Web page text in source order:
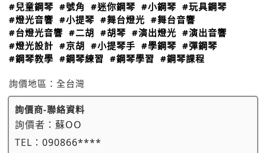
#兒童鋼琴 #號角 #迷你鋼琴 #小鋼琴 #玩具鋼琴
#燈光音響 #小提琴 #舞台燈光 #舞台音響
#台燈光音響 #二胡 #胡琴 #演出燈光 #演出音響
#燈光設計 #京胡 #小提琴手 #學鋼琴 #彈鋼琴
#鋼琴教學 #鋼琴練習 #鋼琴學習 #鋼琴課程
詢價地區： 全台灣
詢價商-聯絡資料
詢價者： 蘇OO
TEL： 090866****